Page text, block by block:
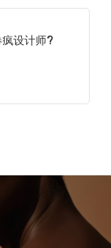
设计师?